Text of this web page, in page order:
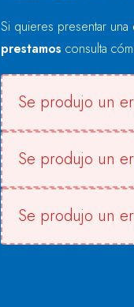
Si quieres presentar una
prestamos consulta
Se produjo un
Se produjo un
Se produjo un